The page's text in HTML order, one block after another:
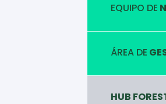
EQUIPO DE
ÁREA DE
HUB